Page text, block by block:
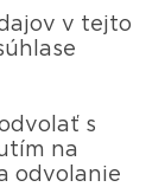
v tejto
s
na
odvolanie